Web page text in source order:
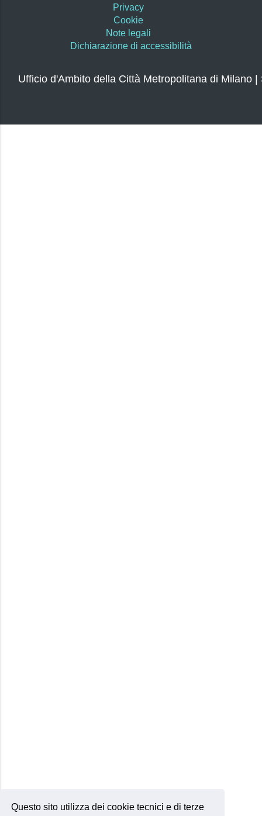
Questo sito utilizza dei cookie tecnici e di terze
Privacy
Cookie
Note legali
Dichiarazione di accessibilità
Ufficio d'Ambito della Città Metropolitana di Milano